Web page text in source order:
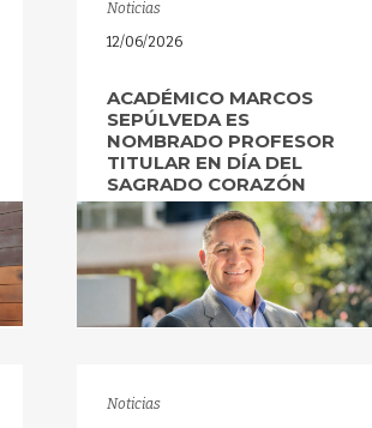
Noticias
12/06/2026
ACADÉMICO MARCOS
SEPÚLVEDA ES
NOMBRADO PROFESOR
TITULAR EN DÍA DEL
SAGRADO CORAZÓN
Noticias